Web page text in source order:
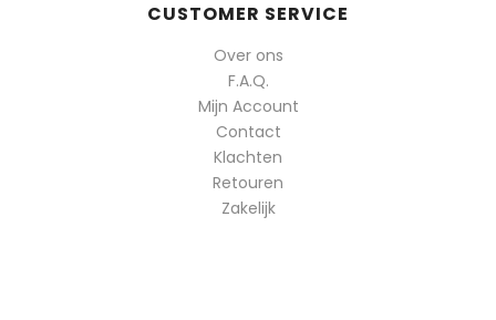
CUSTOMER SERVICE
Over ons
F.A.Q.
Mijn Account
Contact
Klachten
Retouren
Zakelijk